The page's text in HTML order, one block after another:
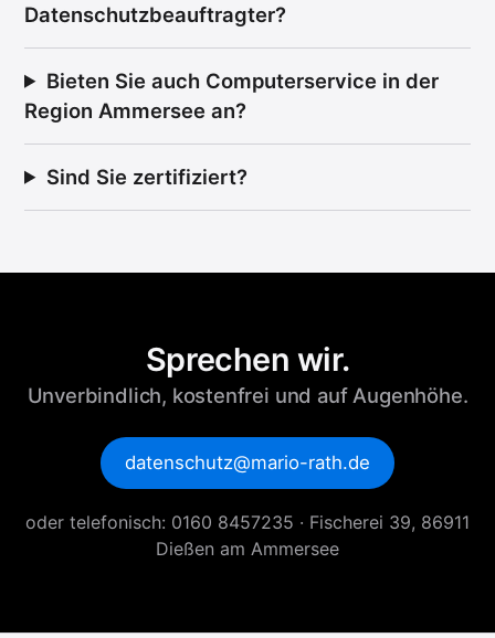
Datenschutzbeauftragter?
Bieten Sie auch Computerservice in der
Region Ammersee an?
Sind Sie zertifiziert?
Sprechen wir.
Unverbindlich, kostenfrei und auf Augenhöhe.
datenschutz@mario-rath.de
oder telefonisch: 0160 8457235 · Fischerei 39, 86911
Dießen am Ammersee